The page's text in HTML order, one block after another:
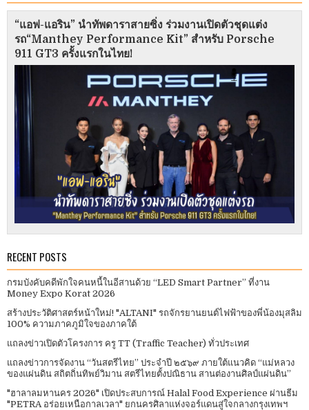
“แอฟ-แอริน” นำทัพดาราสายซิ่ง ร่วมงานเปิดตัวชุดแต่ง
รถ“Manthey Performance Kit” สำหรับ Porsche
911 GT3 ครั้งแรกในไทย!
RECENT POSTS
กรมบังคับคดีพักใจคนหนี้ในอีสานด้วย “LED Smart Partner” ที่งาน
Money Expo Korat 2026
สร้างประวัติศาสตร์หน้าใหม่! "ALTANI" รถจักรยานยนต์ไฟฟ้าของพี่น้องมุสลิม
100% ความภาคภูมิใจของภาคใต้
แถลงข่าวเปิดตัวโครงการ ครู TT (Traffic Teacher) ทั่วประเทศ​
แถลงข่าวการจัดงาน “วันสตรีไทย” ประจําปี ๒๕๖๙ ภายใต้แนวคิด “แม่หลวง
ของแผ่นดิน สถิตถิ่นทิพย์วิมาน สตรีไทยตั้งปณิธาน สานต่องานศิลป์แผ่นดิน”
"ฮาลาลมหานคร 2026" เปิดประสบการณ์ Halal Food Experience ผ่านธีม
"PETRA อร่อยเหนือกาลเวลา" ยกนครศิลาแห่งจอร์แดนสู่ใจกลางกรุงเทพฯ